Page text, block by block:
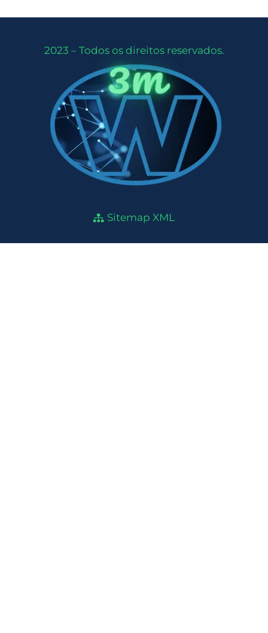
2023 – Todos os direitos reservados.
Sitemap XML